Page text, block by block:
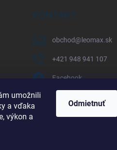
umožnili
a vďaka
výkon a
Odmietnuť
KONTAKT
obchod@ leomax.sk
+421 948 941 107
Facebook
+421 948 941 107